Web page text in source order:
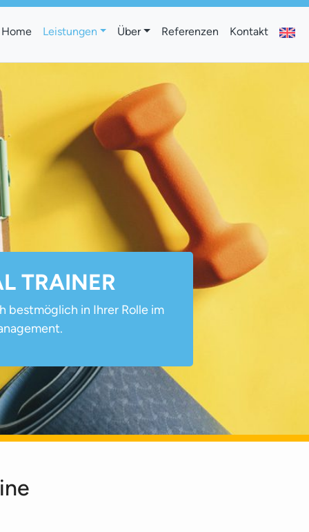
Home Leistungen Über Referenzen Kontakt
TRAINER
bestmöglich in Ihrer Rolle im